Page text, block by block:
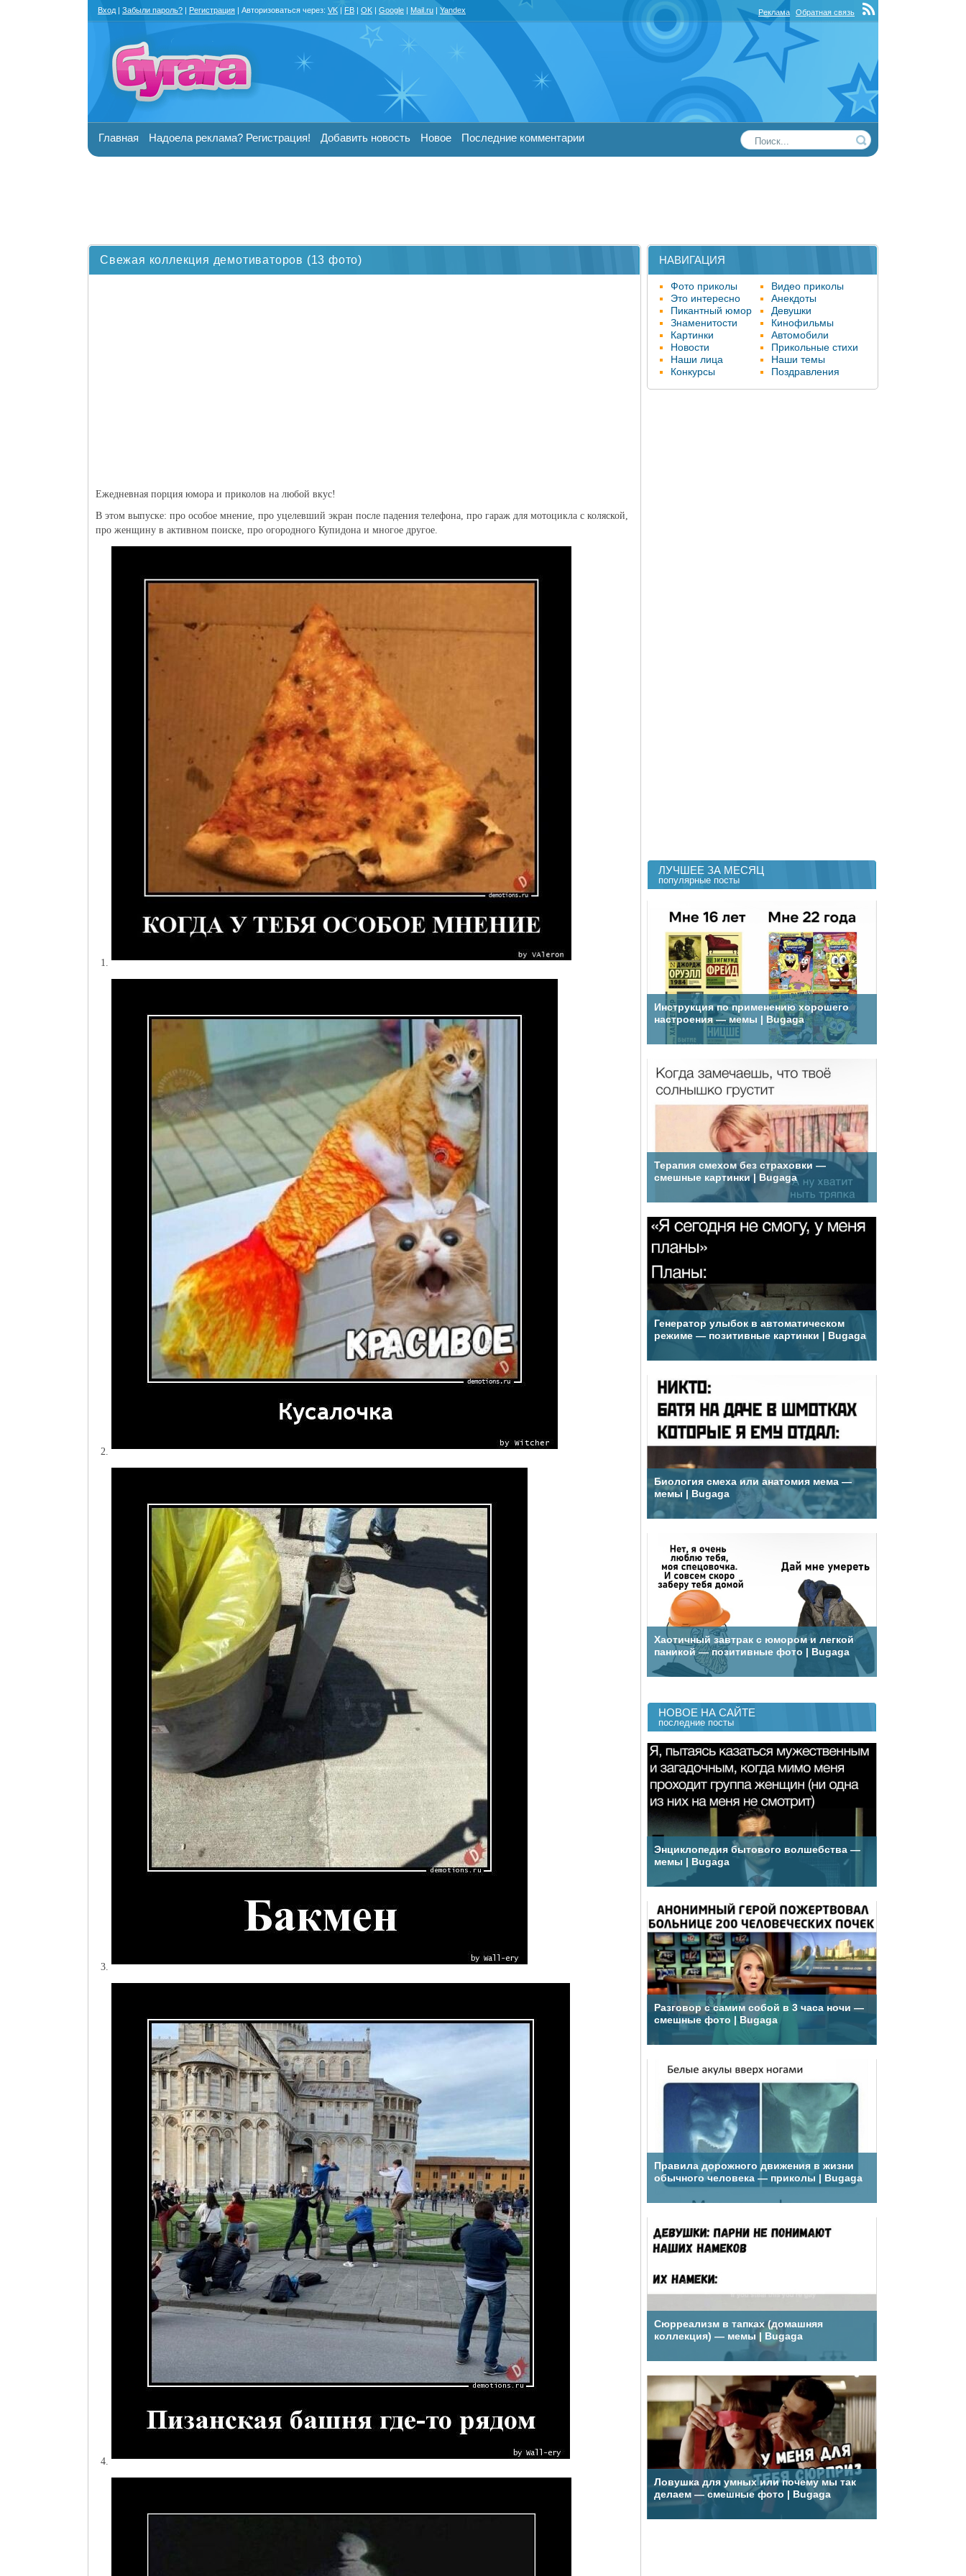
Свежая коллекция демотиваторов (13 фото)
Ежедневная порция юмора и приколов на любой вкус!
В этом выпуске: про особое мнение, про уцелевший экран после падения телефона, про гараж для мотоцикла с коляской,
про женщину в активном поиске, про огородного Купидона и многое другое.
НАВИГАЦИЯ
Фото приколы
Видео приколы
Это интересно
Анекдоты
Пикантный юмор
Девушки
Знаменитости
Кинофильмы
Картинки
Автомобили
Новости
Прикольные стихи
Наши лица
Наши темы
Конкурсы
Поздравления
ЛУЧШЕЕ ЗА МЕСЯЦ
популярные посты
Инструкция по применению хорошего
настроения — мемы | Bugaga
Терапия смехом без страховки —
смешные картинки | Bugaga
Генератор улыбок в автоматическом
режиме — позитивные картинки | Bugaga
Биология смеха или анатомия мема —
мемы | Bugaga
Хаотичный завтрак с юмором и легкой
паникой — позитивные фото | Bugaga
НОВОЕ НА САЙТЕ
последние посты
Энциклопедия бытового волшебства —
мемы | Bugaga
Разговор с самим собой в 3 часа ночи —
смешные фото | Bugaga
Правила дорожного движения в жизни
обычного человека — приколы | Bugaga
Сюрреализм в тапках (домашняя
коллекция) — мемы | Bugaga
Ловушка для умных или почему мы так
делаем — смешные фото | Bugaga
Вход | Забыли пароль? | Регистрация | Авторизоваться через: VK | FB | OK | Google | Mail.ru | Yandex Реклама Обратная связь
Главная Надоела реклама? Регистрация! Добавить новость Новое Последние комментарии